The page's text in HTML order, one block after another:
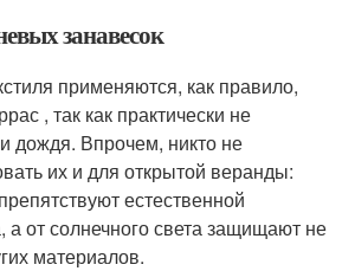
занавесок
применяются, как правило,
, так как практически не
дождя. Впрочем, никто не
их и для открытой веранды:
естественной
а от солнечного света защищают не
материалов.